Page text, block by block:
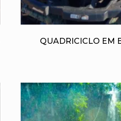
QUADRICICLO EM